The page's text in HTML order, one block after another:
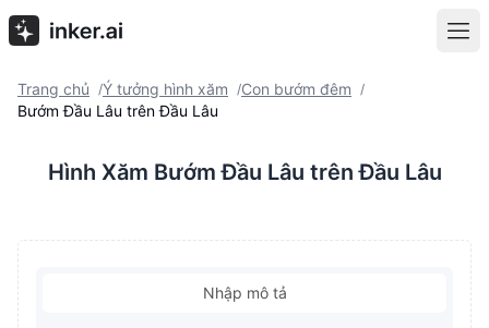
Trang chủ /Ý tưởng hình xăm /Con bướm đêm /
Bướm Đầu Lâu trên Đầu Lâu
Hình Xăm Bướm Đầu Lâu trên Đầu Lâu
Nhập mô tả